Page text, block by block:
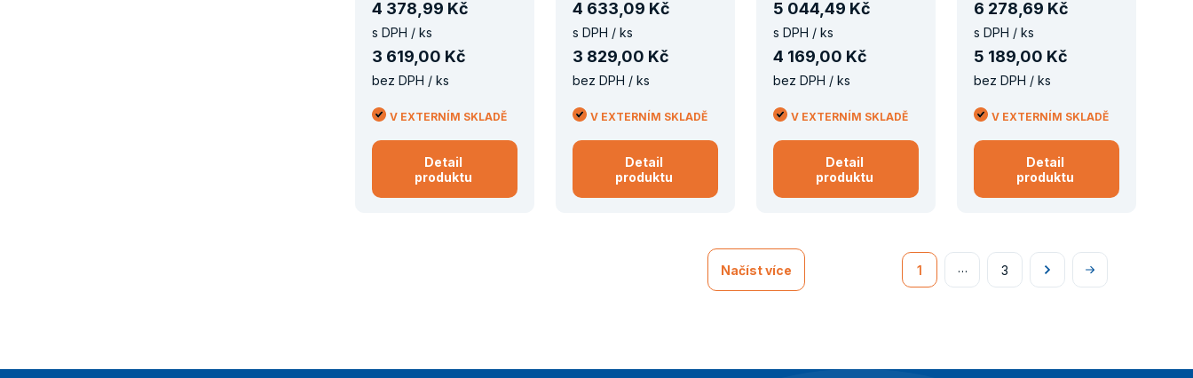
4 378 99 Kč
s DPH / ks
3 619 00 Kč
bez DPH / ks
V EXTERNÍM SKLADĚ
Detail
produktu
4 633 09 Kč
s DPH / ks
3 829 00 Kč
bez DPH / ks
V EXTERNÍM SKLADĚ
Detail
produktu
5 044 49 Kč
s DPH / ks
4 169 00 Kč
bez DPH / ks
V EXTERNÍM SKLADĚ
Detail
produktu
6 278 69 Kč
s DPH / ks
5 189 00 Kč
bez DPH / ks
V EXTERNÍM SKLADĚ
Detail
produktu
Načíst více 1 … 3
Následující
Na